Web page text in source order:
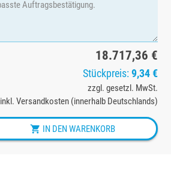
18.717,36 €
Stückpreis:9,34 €
zzgl. gesetzl. MwSt.
inkl. Versandkosten (innerhalb Deutschlands)
 IN DEN WARENKORB